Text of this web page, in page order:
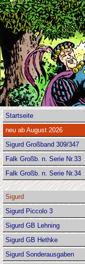
Startseite
neu ab August 2026
Sigurd Großband 309/347
Falk Großb. n. Serie Nr.33
Falk Großb. n. Serie Nr.34
Sigurd
Sigurd Piccolo 3
Sigurd GB Lehning
Sigurd GB Hethke
Sigurd Sonderausgaben